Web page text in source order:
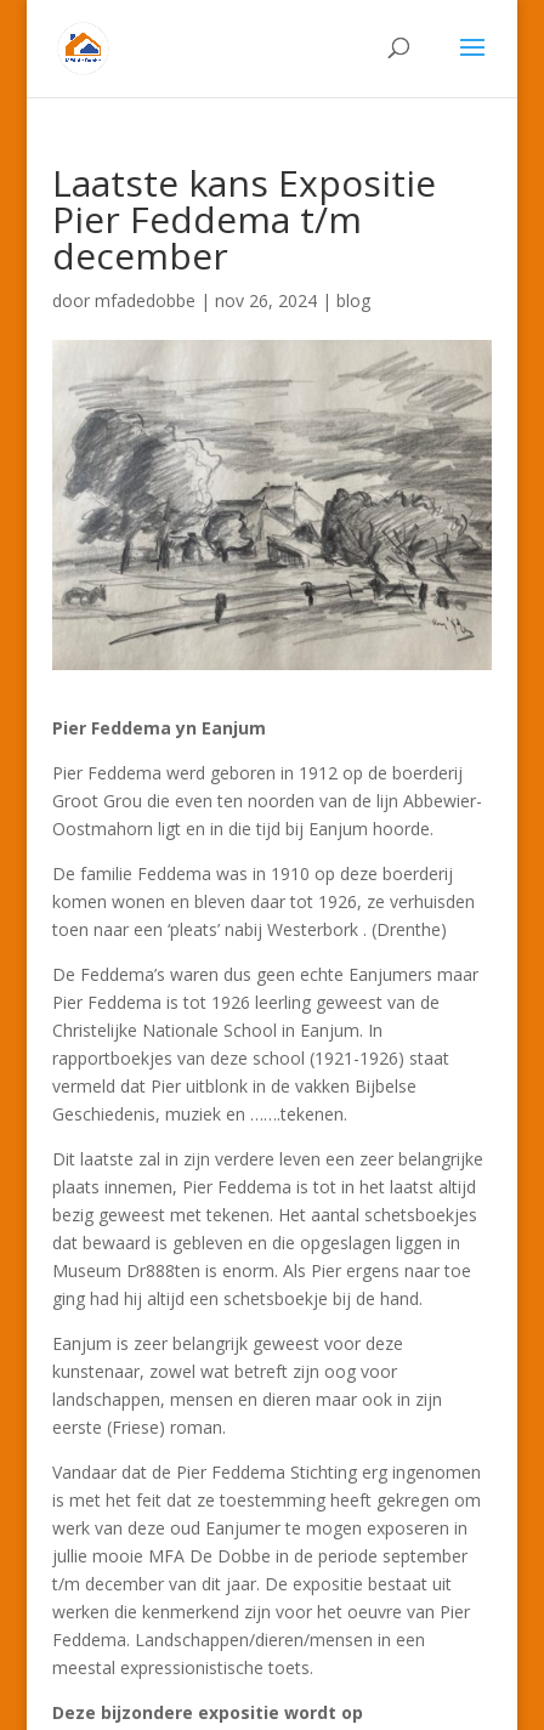
Laatste kans Expositie
Pier Feddema t/m
december
door mfadedobbe | nov 26, 2024| blog
Pier Feddema yn Eanjum
Pier Feddema werd geboren in 1912 op de boerderij
Groot Grou die even ten noorden van de lijn Abbewier-
Oostmahorn ligt en in die tijd bij Eanjum hoorde.
De familie Feddema was in 1910 op deze boerderij
komen wonen en bleven daar tot 1926, ze verhuisden
toen naar een ‘pleats’ nabij Westerbork . (Drenthe)
De Feddema’s waren dus geen echte Eanjumers maar
Pier Feddema is tot 1926 leerling geweest van de
Christelijke Nationale School in Eanjum. In
rapportboekjes van deze school (1921-1926) staat
vermeld dat Pier uitblonk in de vakken Bijbelse
Geschiedenis, muziek en …….tekenen.
Dit laatste zal in zijn verdere leven een zeer belangrijke
plaats innemen, Pier Feddema is tot in het laatst altijd
bezig geweest met tekenen. Het aantal schetsboekjes
dat bewaard is gebleven en die opgeslagen liggen in
Museum Dr888ten is enorm. Als Pier ergens naar toe
ging had hij altijd een schetsboekje bij de hand.
Eanjum is zeer belangrijk geweest voor deze
kunstenaar, zowel wat betreft zijn oog voor
landschappen, mensen en dieren maar ook in zijn
eerste (Friese) roman.
Vandaar dat de Pier Feddema Stichting erg ingenomen
is met het feit dat ze toestemming heeft gekregen om
werk van deze oud Eanjumer te mogen exposeren in
jullie mooie MFA De Dobbe in de periode september
t/m december van dit jaar. De expositie bestaat uit
werken die kenmerkend zijn voor het oeuvre van Pier
Feddema. Landschappen/dieren/mensen in een
meestal expressionistische toets.
Deze bijzondere expositie wordt op